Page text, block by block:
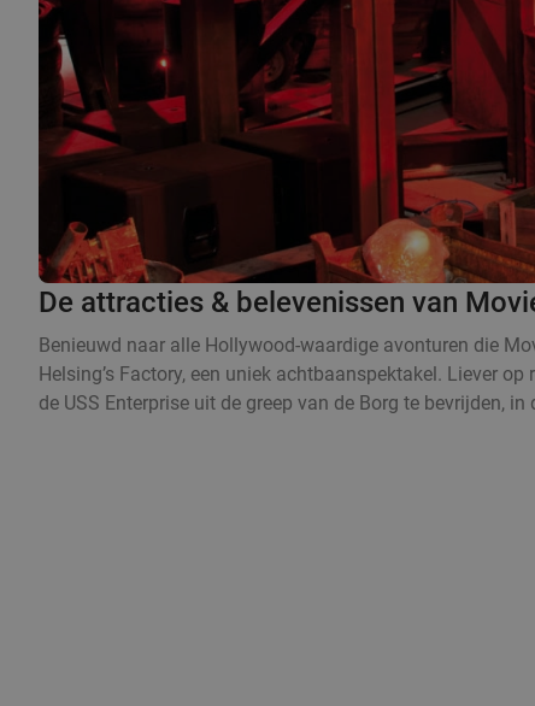
De attracties & belevenissen van
Benieuwd naar alle Hollywood-waardige avonturen die
Helsing’s Factory, een uniek achtbaanspektakel. Liever
de USS Enterprise uit de greep van de Borg te bevrijden,